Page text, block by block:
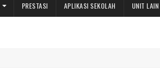
PRESTASI APLIKASI SEKOLAH UNIT LAIN